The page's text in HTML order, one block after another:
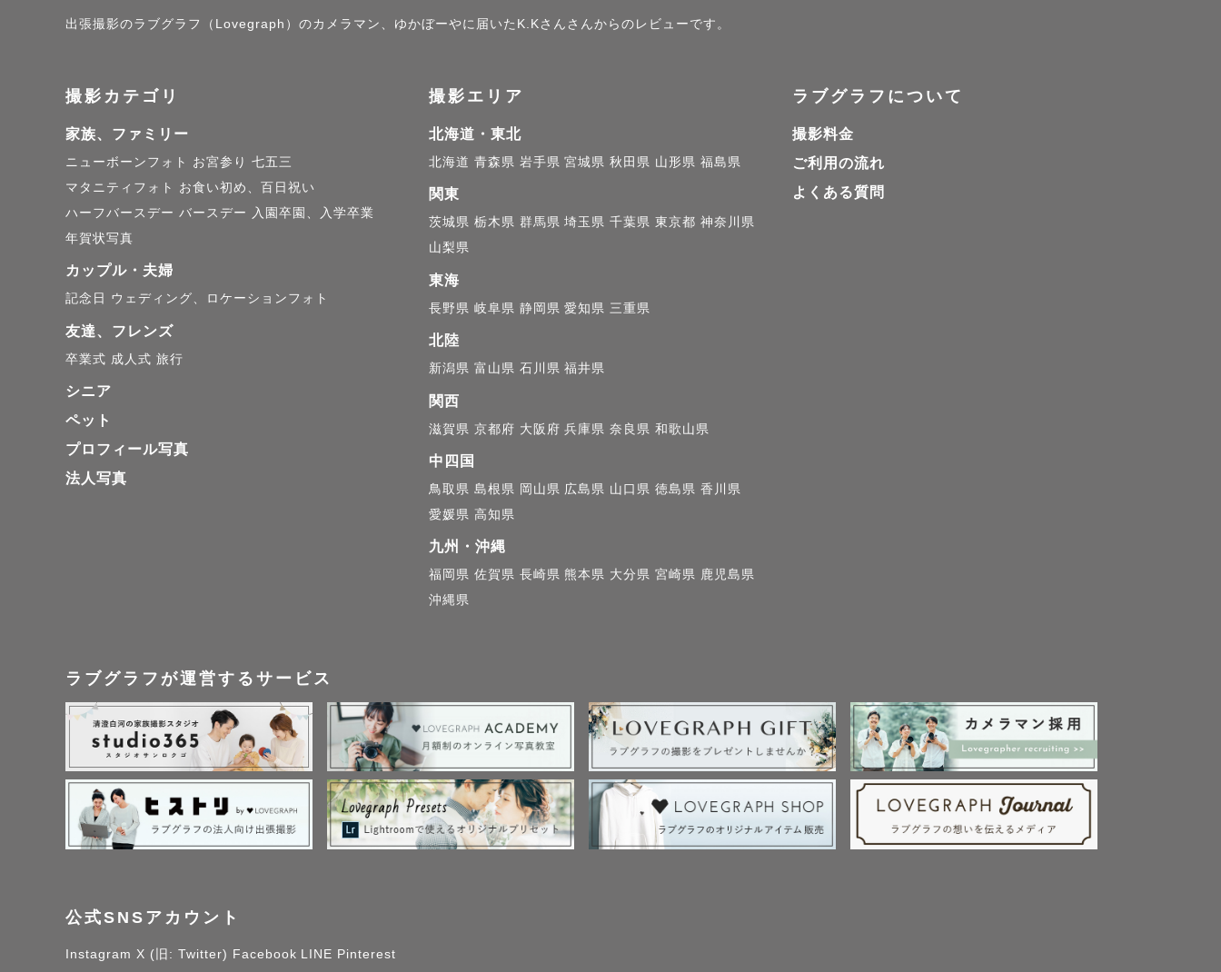
写真をふと見返した時、大切な人との愛や幸せを感じたり、沢山の思い出に笑顔が溢れたりしませ
大切な人との、家族との、何気ない瞬間をカタチに、とっておきのプレゼントをお届けしていきま
す！🎁
愛知県出身、結婚を機に宮城県へ移住しました🏖
海が綺麗な街で優しい地元の方に囲まれながら、２歳の男の子を育てるママカメラマンです📷
地域の方やお子様、皆様から親しんで頂けるよう観光キャラクターに名前を寄せました！
自然な笑顔で、自然な雰囲気の写真を撮ることが得意です☺️
お喋りしながら、リラックスしながら、楽しく和やかな雰囲気で撮影できるように心がけています
元気いっぱいなお子様も、一緒に遊びながら自然な笑顔を引き出したいと思います！
ゲスト様に寄り添った打ち合わせを心がけております✨
ご希望に合わせて事前にLINEビデオ通話やzoomにて打ち合わせを行うことも可能です。
素敵な思い出に残る撮影になるようにと思っています！🎶
【撮影エリア】
宮城県を中心に撮影しています！岩手県も対応可能ですが、
往復交通費が３０００円を超える場合は、追加で交通費をいただく場合がございます。
❌の日付でも、対応可能な場合がございます！
出張撮影のラブグラフ（Lovegraph）のカメラマン、ゆかぼーやに届いたK.Kさんさんからのレビューです。
撮影カテゴリ
家族、ファミリー
ニューボーンフォト お宮参り 七五三
マタニティフォト
お食い初め、百日祝い
ハーフバースデー バースデー
入園卒園、入学卒業
年賀状写真
カップル・夫婦
記念日 ウェディング、ロケーションフォト
友達、フレンズ
卒業式 成人式 旅行
シニア
ペット
プロフィール写真
法人写真
撮影エリア
北海道・東北
北海道 青森県 岩手県 宮城県 秋田県 山形県 福島県
関東
茨城県 栃木県 群馬県 埼玉県 千葉県 東京都 神奈川県
山梨県
東海
長野県 岐阜県 静岡県 愛知県 三重県
北陸
新潟県 富山県 石川県 福井県
関西
滋賀県 京都府 大阪府 兵庫県 奈良県 和歌山県
中四国
鳥取県 島根県 岡山県 広島県 山口県 徳島県 香川県
愛媛県 高知県
九州・沖縄
福岡県 佐賀県 長崎県 熊本県 大分県 宮崎県 鹿児島県
沖縄県
ラブグラフについて
撮影料金
ご利用の流れ
よくある質問
ラブグラフが運営するサービス
公式SNSアカウント
Instagram X (旧: Twitter) Facebook LINE Pinterest